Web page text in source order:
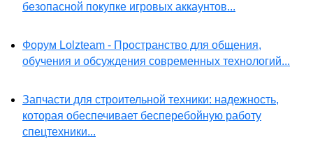
безопасной покупке игровых аккаунтов...
Форум Lolzteam - Пространство для общения,
обучения и обсуждения современных технологий...
Запчасти для строительной техники: надежность,
которая обеспечивает бесперебойную работу
спецтехники...